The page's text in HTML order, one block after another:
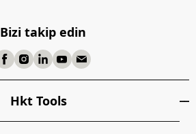
Bizi takip edin
Hkt Tools